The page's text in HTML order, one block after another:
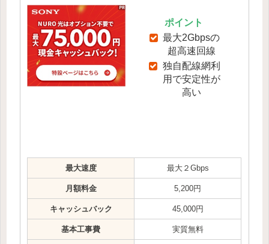
ポイント
最大2Gbpsの
超高速回線
独自配線網利
用で安定性が
高い
最大速度 最大２Gbps
月額料金 5,200円
キャッシュバック 45,000円
基本工事費 実質無料